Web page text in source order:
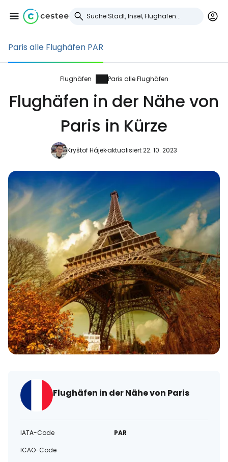
Paris alle Flughäfen PAR
Flughäfen Paris alle Flughäfen
Flughäfen in der Nähe von
Paris in Kürze
Kryštof Hájekaktualisiert 22. 10. 2023
Flughäfen in der Nähe von Paris
IATA-Code
PAR
ICAO-Code
Anmeldung bei
Cestee
... die weltweite Reise-Community
Weiter mit Facebook
Weiter mit E-Mail